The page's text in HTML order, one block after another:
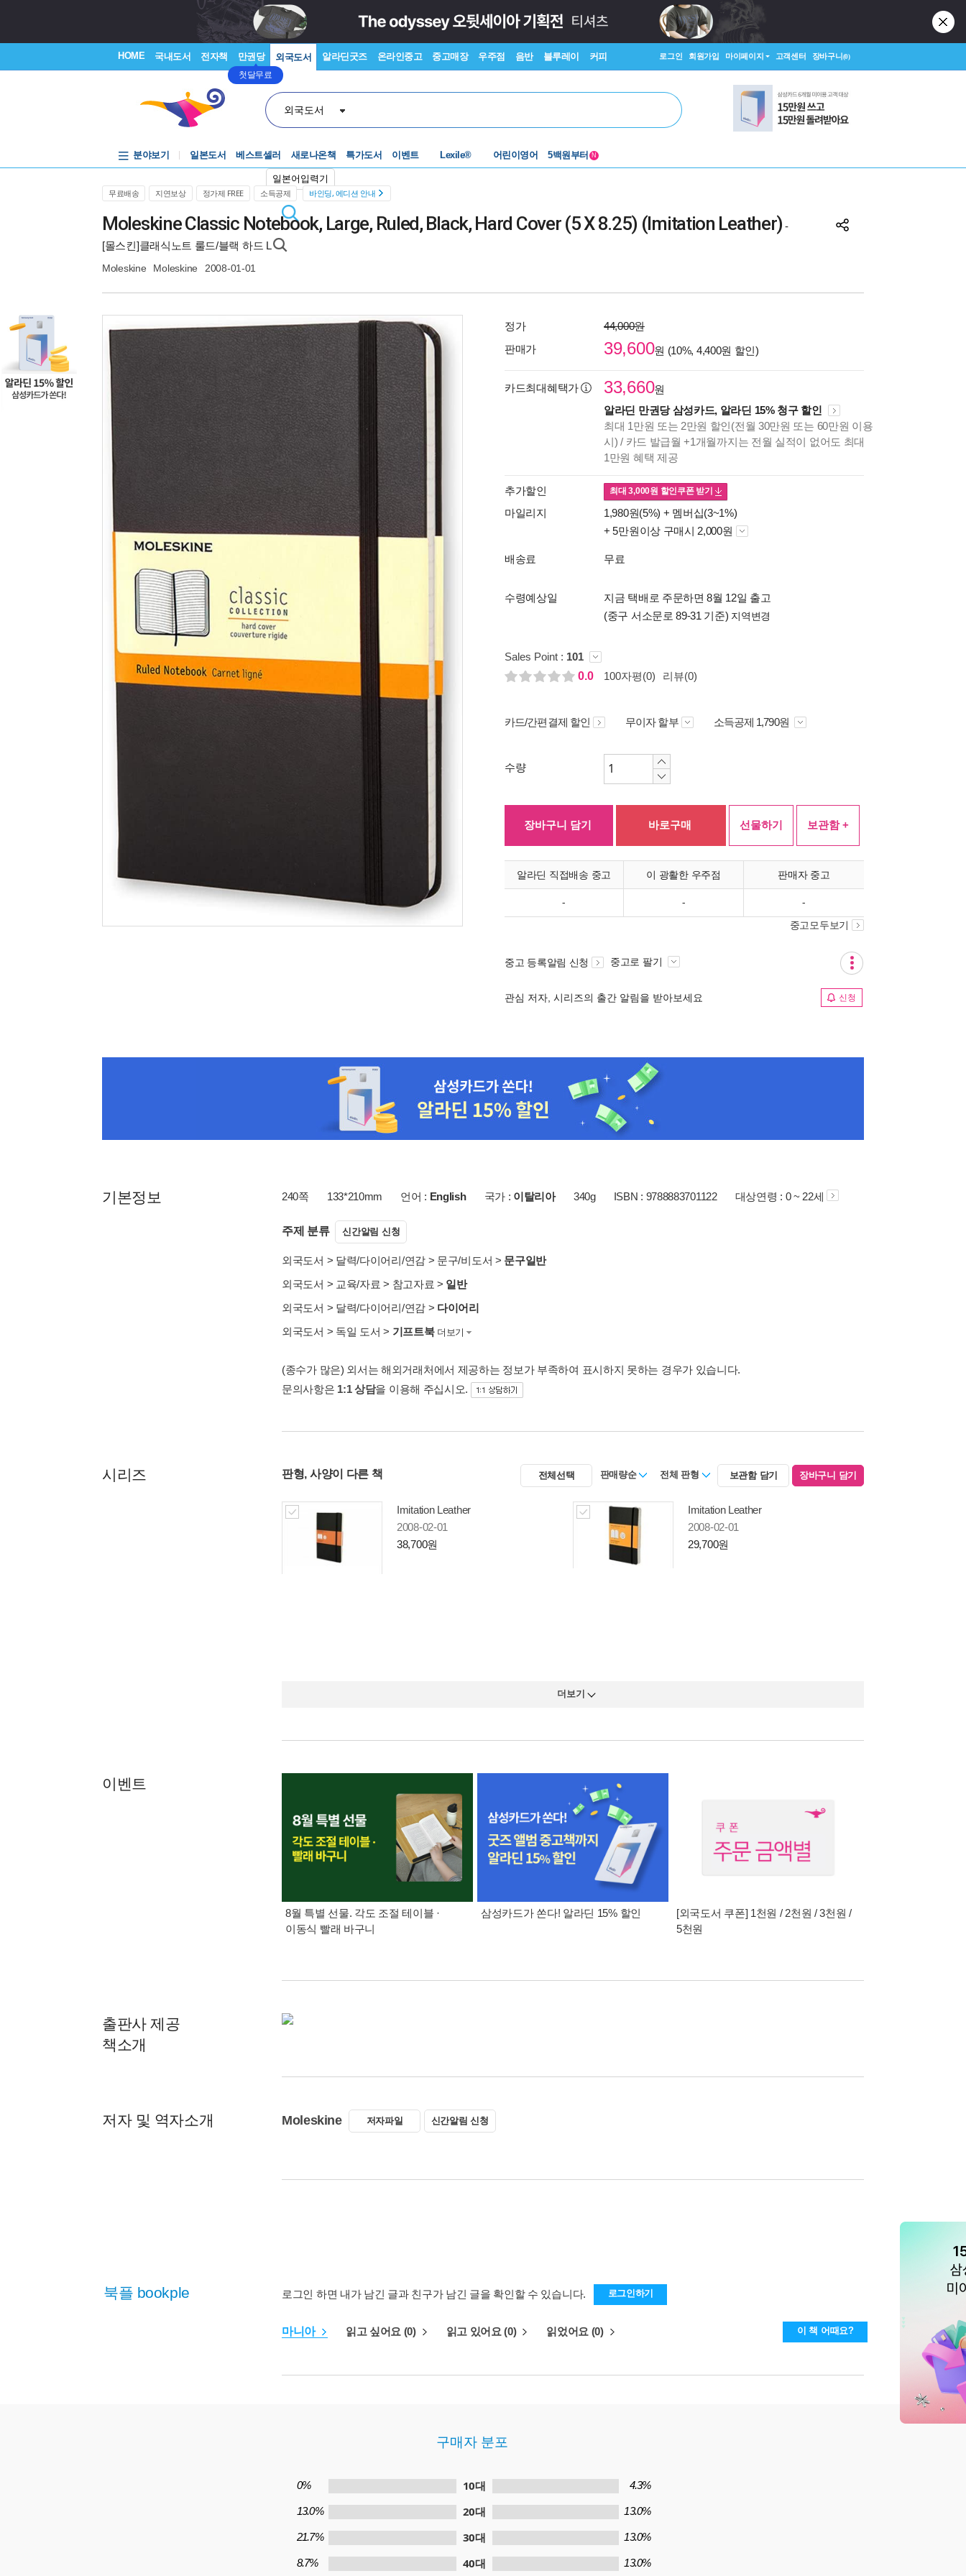
HOME 국내도서 전자책 만권당
첫달무료
외국도서 알라딘굿즈 온라인중고 중고매장 우주점 음반 블루레이 커피 로그인 회원가입 마이페이지 고객센터 장바구니(0)
외국도서
일본어입력기
분야보기 일본도서 베스트셀러 새로나온책 특가도서 이벤트
Lexile®
어린이영어
5백원부터
N
무료배송 지연보상 정가제 FREE 소득공제 바인딩, 에디션 안내
Moleskine Classic Notebook, Large, Ruled, Black, Hard Cover (5 X 8.25) (Imitation Leather) -
[몰스킨]클래식노트 룰드/블랙 하드 L
Moleskine Moleskine 2008-01-01
정가
44,000원
판매가
39,600원 (10%, 4,400원 할인)
카드최대혜택가 33,660원
알라딘 만권당 삼성카드, 알라딘 15% 청구 할인
최대 1만원 또는 2만원 할인(전월 30만원 또는 60만원 이용
시) / 카드 발급월 +1개월까지는 전월 실적이 없어도 최대
1만원 혜택 제공
추가할인 최대3,000원 할인쿠폰 받기
마일리지 1,980원(5%) + 멤버십(3~1%)
+ 5만원이상 구매시 2,000원
배송료 무료
수령예상일
지금 택배로 주문하면 8월 12일 출고
(중구 서소문로 89-31 기준) 지역변경
Sales Point : 101
0.0
100자평(0) 리뷰(0)
카드/간편결제 할인 무이자 할부 소득공제 1,790원
수량
장바구니 담기 바로구매 선물하기 보관함 +
알라딘 직접배송 중고 이 광활한 우주점 판매자 중고
- - -
중고모두보기
중고 등록알림 신청 중고로 팔기
관심 저자, 시리즈의 출간 알림을 받아보세요 신청
기본정보 240쪽 133*210mm 언어 : English 국가 : 이탈리아 340g ISBN : 9788883701122 대상연령 : 0 ~ 22세
주제 분류 신간알림 신청
외국도서 > 달력/다이어리/연감> 문구/비도서 > 문구일반
외국도서 > 교육/자료 > 참고자료 > 일반
외국도서 > 달력/다이어리/연감> 다이어리
외국도서 > 독일 도서 > 기프트북 더보기
(종수가 많은) 외서는 해외거래처에서 제공하는 정보가 부족하여 표시하지 못하는 경우가 있습니다.
문의사항은 1:1 상담을 이용해 주십시오.
시리즈 판형, 사양이 다른 책 전체선택 판매량순 전체 판형 보관함 담기 장바구니 담기
Imitation Leather
2008-02-01
38,700원
Imitation Leather
2008-02-01
29,700원
더보기
이벤트
8월 특별 선물. 각도 조절 테이블 ·
이동식 빨래 바구니
삼성카드가 쏜다! 알라딘 15% 할인
[외국도서 쿠폰] 1천원 / 2천원 / 3천원 /
5천원
출판사 제공
책소개
저자 및 역자소개 Moleskine 저자파일 신간알림 신청
북플 bookple 로그인 하면 내가 남긴 글과 친구가 남긴 글을 확인할 수 있습니다. 로그인하기
마니아 읽고 싶어요 (0) 읽고 있어요 (0) 읽었어요 (0) 이 책 어때요?
구매자 분포
0% 10대 4.3%
13.0% 20대 13.0%
21.7% 30대 13.0%
8.7% 40대 13.0%